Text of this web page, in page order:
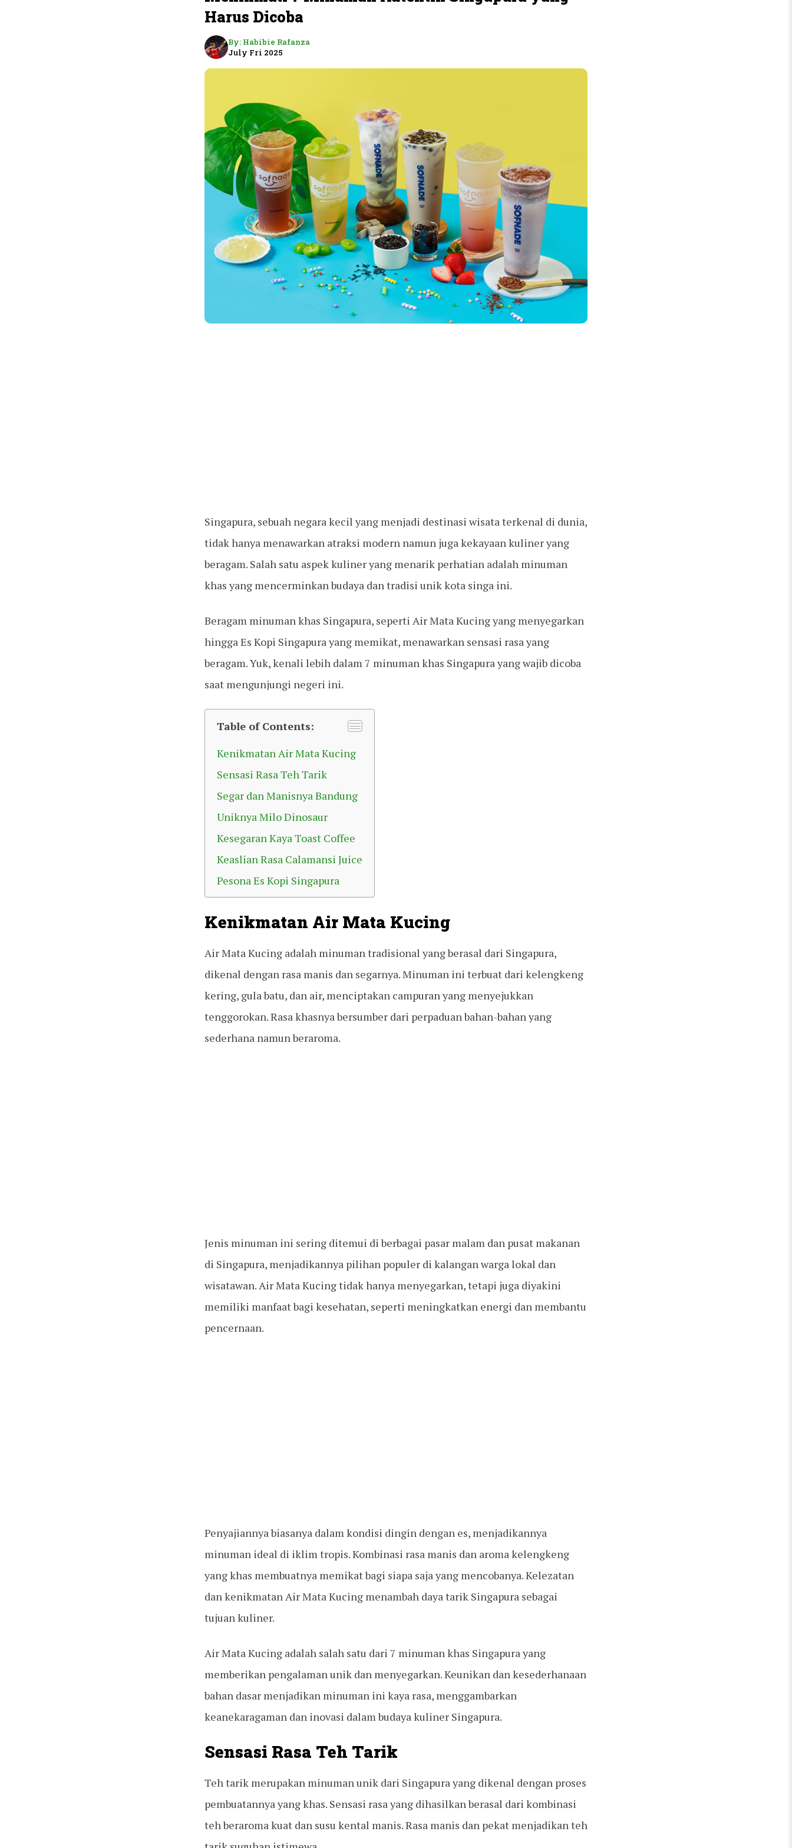
Harus Dicoba
By: Habibie Rafanza
July Fri 2025
Singapura, sebuah negara kecil yang menjadi destinasi wisata terkenal di dunia,
tidak hanya menawarkan atraksi modern namun juga kekayaan kuliner yang
beragam. Salah satu aspek kuliner yang menarik perhatian adalah minuman
khas yang mencerminkan budaya dan tradisi unik kota singa ini.
Beragam minuman khas Singapura, seperti Air Mata Kucing yang menyegarkan
hingga Es Kopi Singapura yang memikat, menawarkan sensasi rasa yang
beragam. Yuk, kenali lebih dalam 7 minuman khas Singapura yang wajib dicoba
saat mengunjungi negeri ini.
Table of Contents:
Kenikmatan Air Mata Kucing
Sensasi Rasa Teh Tarik
Segar dan Manisnya Bandung
Uniknya Milo Dinosaur
Kesegaran Kaya Toast Coffee
Keaslian Rasa Calamansi Juice
Pesona Es Kopi Singapura
Kenikmatan Air Mata Kucing
Air Mata Kucing adalah minuman tradisional yang berasal dari Singapura,
dikenal dengan rasa manis dan segarnya. Minuman ini terbuat dari kelengkeng
kering, gula batu, dan air, menciptakan campuran yang menyejukkan
tenggorokan. Rasa khasnya bersumber dari perpaduan bahan-bahan yang
sederhana namun beraroma.
Jenis minuman ini sering ditemui di berbagai pasar malam dan pusat makanan
di Singapura, menjadikannya pilihan populer di kalangan warga lokal dan
wisatawan. Air Mata Kucing tidak hanya menyegarkan, tetapi juga diyakini
memiliki manfaat bagi kesehatan, seperti meningkatkan energi dan membantu
pencernaan.
Penyajiannya biasanya dalam kondisi dingin dengan es, menjadikannya
minuman ideal di iklim tropis. Kombinasi rasa manis dan aroma kelengkeng
yang khas membuatnya memikat bagi siapa saja yang mencobanya. Kelezatan
dan kenikmatan Air Mata Kucing menambah daya tarik Singapura sebagai
tujuan kuliner.
Air Mata Kucing adalah salah satu dari 7 minuman khas Singapura yang
memberikan pengalaman unik dan menyegarkan. Keunikan dan kesederhanaan
bahan dasar menjadikan minuman ini kaya rasa, menggambarkan
keanekaragaman dan inovasi dalam budaya kuliner Singapura.
Sensasi Rasa Teh Tarik
Teh tarik merupakan minuman unik dari Singapura yang dikenal dengan proses
pembuatannya yang khas. Sensasi rasa yang dihasilkan berasal dari kombinasi
teh beraroma kuat dan susu kental manis. Rasa manis dan pekat menjadikan teh